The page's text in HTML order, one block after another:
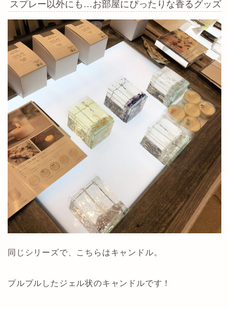
スプレー以外にも…お部屋にぴったりな香るグッズ
同じシリーズで、こちらはキャンドル。
プルプルしたジェル状のキャンドルです！